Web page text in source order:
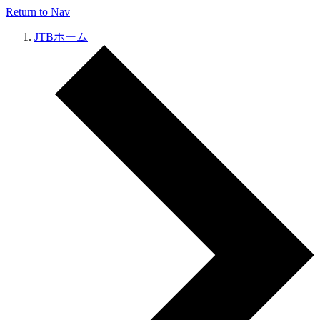
Return to Nav
JTBホーム